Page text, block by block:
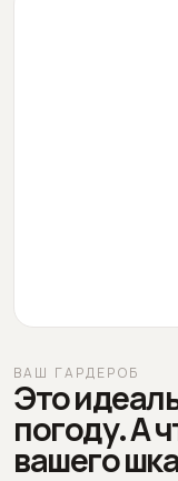
ВАШ ГАРДЕРОБ
Это
погоду. А
вашего